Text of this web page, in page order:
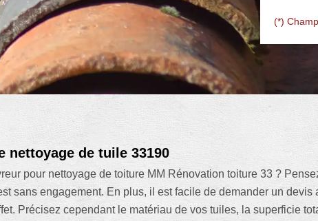
(*)
nettoyage de tuile 33190
pour nettoyage de toiture MM Rénovation toiture 33 ?
sans engagement. En plus, il est facile de demander un
Précisez cependant le matériau de vos tuiles, la superficie